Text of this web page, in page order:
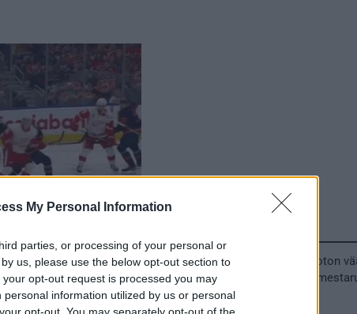
My Personal Information
parties, or processing of your personal or
us, please use the below opt-out section to
opt-out request is processed you may
information utilized by us or personal
MM-kullasta käytiin armoton
Leijonat voitti
jatkoajalla